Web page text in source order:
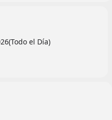
(Todo el Día)